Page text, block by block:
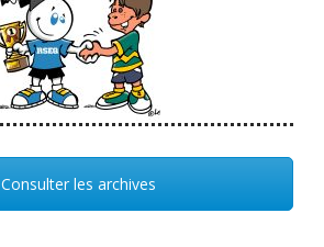
Consulter les archives